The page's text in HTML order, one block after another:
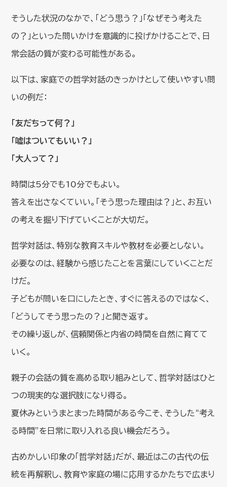
そうした状況のなかで、「どう思う？」「なぜそう考えた
の？」といった問いかけを意識的に投げかけることで、日
常会話の質が変わる可能性がある。
以下は、家庭での哲学対話のきっかけとして使いやすい問
いの例だ：
「友だちって何？」
「嘘はついてもいい？」
「大人って？」
時間は5分でも10分でもよい。
答えを出さなくていい。「そう思った理由は？」と、お互い
の考えを掘り下げていくことが大切だ。
哲学対話は、特別な教育スキルや教材を必要としない。
必要なのは、経験から感じたことを言葉にしていくことだ
けだ。
子どもが問いを口にしたとき、すぐに答えるのではなく、
「どうしてそう思ったの？」と聞き返す。
その繰り返しが、信頼関係と内省の時間を自然に育てて
いく。
親子の会話の質を高める取り組みとして、哲学対話はひと
つの現実的な選択肢になり得る。
夏休みというまとまった時間がある今こそ、そうした“考え
る時間”を日常に取り入れる良い機会だろう。
古めかしい印象の「哲学対話」だが、最近はこの古代の伝
統を再解釈し、教育や家庭の場に応用するかたちで広まり